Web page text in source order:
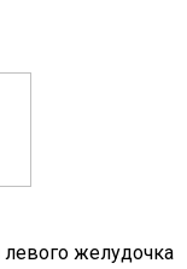
левого желудочка